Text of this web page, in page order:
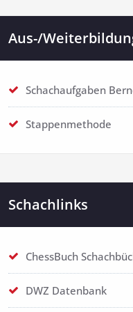
Aus-/
Schachaufgaben
Stappenmethode
Schachlinks
ChessBuch
DWZ Datenbank